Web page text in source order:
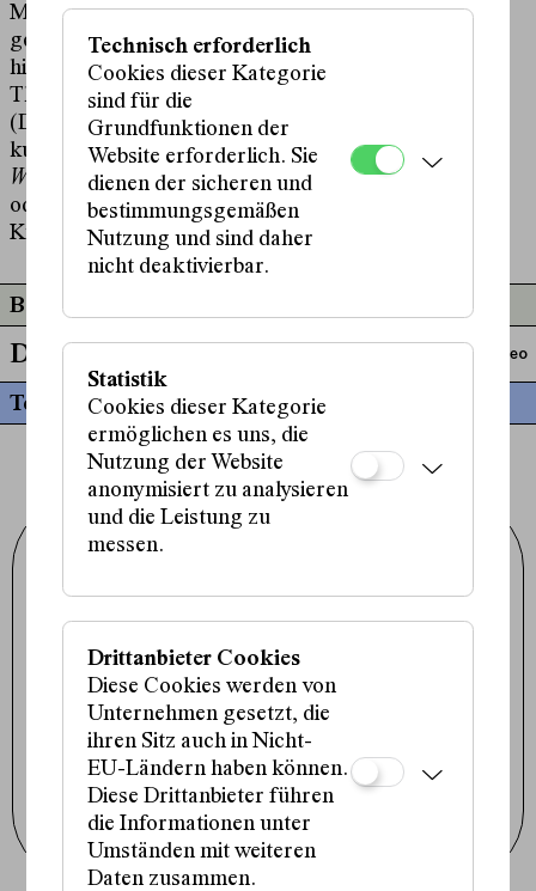
Münster) mit Peter Maria Volkhardt, die
gesellschaftliche Absurditäten thematisiert. Darüber
hinaus schrieb und inszenierte Wigger das
TheaterstückWir, die dasitzen
(Dreikönigskapelle Baden, Schweiz, 2022) und
kuratierte Ausstellungen wie den
Kongress des guten
Willens
(2022, Kunsthalle am Hawerkamp Münster)
oder
Concrete Feelings(2019, Förderverein aktueller
Kunst Münster).
Beteiligt an
Die realen Geister Video
Termine
Schauspielhaus Wien GmbH
+43 1 317 01 01
office@schauspielhaus.at
Impressum / Datenschutz
Presse / Downloads
Cookie-Einstellungen
Instagram
Facebook
Tiktok
Newsletter abonnieren
Technisch erforderlich
Cookies dieser Kategorie
sind für die
Grundfunktionen der
Website erforderlich. Sie
dienen der sicheren und
bestimmungsgemäßen
Nutzung und sind daher
nicht deaktivierbar.
Statistik
Cookies dieser Kategorie
ermöglichen es uns, die
Nutzung der Website
anonymisiert zu analysieren
und die Leistung zu
messen.
Drittanbieter Cookies
Diese Cookies werden von
Unternehmen gesetzt, die
ihren Sitz auch in Nicht-
EU-Ländern haben können.
Diese Drittanbieter führen
die Informationen unter
Umständen mit weiteren
Daten zusammen.